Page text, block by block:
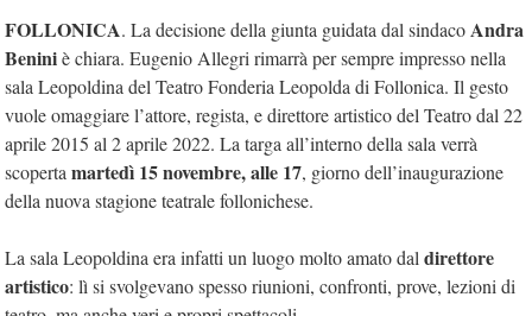
FOLLONICA. La decisione della giunta guidata dal sindacoAndra
Beniniè chiara. Eugenio Allegri rimarrà per sempre impresso nella
sala Leopoldina del Teatro Fonderia Leopolda di Follonica. Il gesto
vuole omaggiare l’attore, regista, e direttore artistico del Teatro dal 22
aprile 2015 al 2 aprile 2022. La targa all’interno della sala verrà
scoperta martedì 15 novembre, alle 17, giorno dell’inaugurazione
della nuova stagione teatrale follonichese.
La sala Leopoldina era infatti un luogo molto amato dal direttore
artistico: lì si svolgevano spesso riunioni, confronti, prove, lezioni di